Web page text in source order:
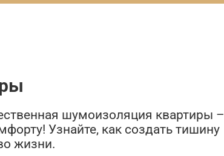
шумоизоляция квартиры –
Узнайте, как создать тишину
жизни.